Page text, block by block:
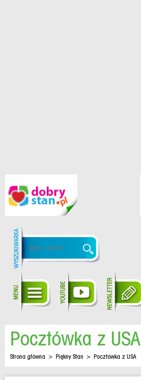
Pocztówka z USA
Strona główna > Piękny Stan > Pocztówka z USA